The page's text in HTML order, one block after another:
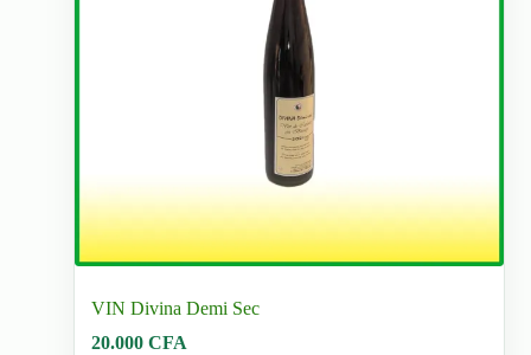
VIN Divina Demi Sec
20.000CFA